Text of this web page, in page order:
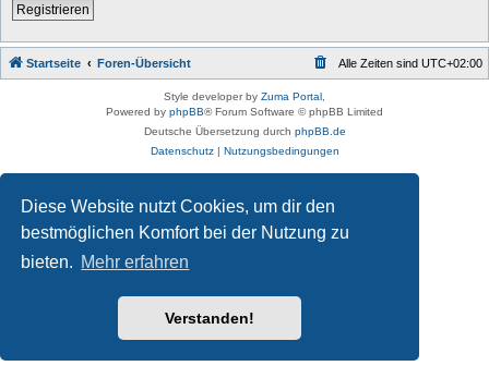
Diese Website nutzt Cookies, um dir den
bestmöglichen Komfort bei der Nutzung zu
bieten. Mehr erfahren
Verstanden!
Registrieren
Startseite Foren-Übersicht Alle Zeiten sind UTC+02:00
Style developer by Zuma Portal
Powered by phpBB® Forum Software © phpBB Limited
Deutsche Übersetzung durch phpBB.de
Datenschutz| Nutzungsbedingungen